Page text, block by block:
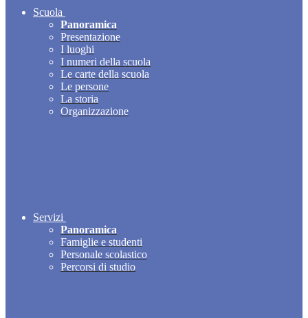
Scuola
Panoramica
Presentazione
I luoghi
I numeri della scuola
Le carte della scuola
Le persone
La storia
Organizzazione
Servizi
Panoramica
Famiglie e studenti
Personale scolastico
Percorsi di studio